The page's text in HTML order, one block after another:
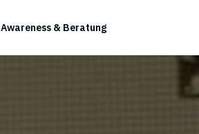
Awareness & Beratung